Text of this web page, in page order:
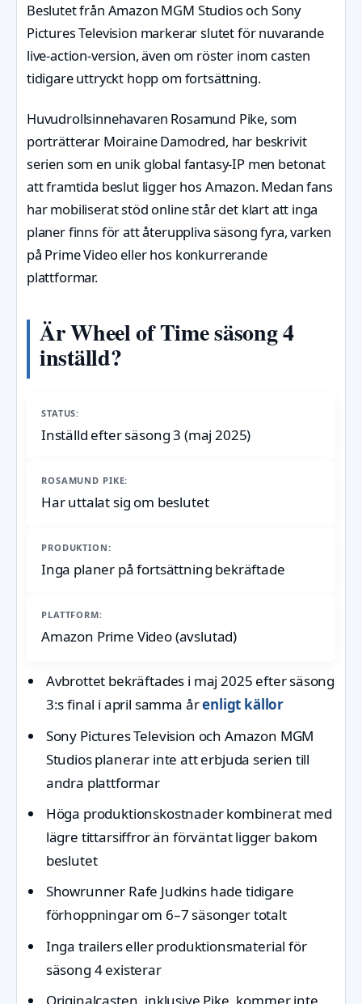
Beslutet från Amazon MGM Studios och Sony
Pictures Television markerar slutet för nuvarande
live-action-version, även om röster inom casten
tidigare uttryckt hopp om fortsättning.
Huvudrollsinnehavaren Rosamund Pike, som
porträtterar Moiraine Damodred, har beskrivit
serien som en unik global fantasy-IP men betonat
att framtida beslut ligger hos Amazon. Medan fans
har mobiliserat stöd online står det klart att inga
planer finns för att återuppliva säsong fyra, varken
på Prime Video eller hos konkurrerande
plattformar.
Är Wheel of Time säsong 4
inställd?
STATUS:
Inställd efter säsong 3 (maj 2025)
ROSAMUND PIKE:
Har uttalat sig om beslutet
PRODUKTION:
Inga planer på fortsättning bekräftade
PLATTFORM:
Amazon Prime Video (avslutad)
Avbrottet bekräftades i maj 2025 efter säsong
3:s final i april samma årenligt källor
Sony Pictures Television och Amazon MGM
Studios planerar inte att erbjuda serien till
andra plattformar
Höga produktionskostnader kombinerat med
lägre tittarsiffror än förväntat ligger bakom
beslutet
Showrunner Rafe Judkins hade tidigare
förhoppningar om 6–7 säsonger totalt
Inga trailers eller produktionsmaterial för
säsong 4 existerar